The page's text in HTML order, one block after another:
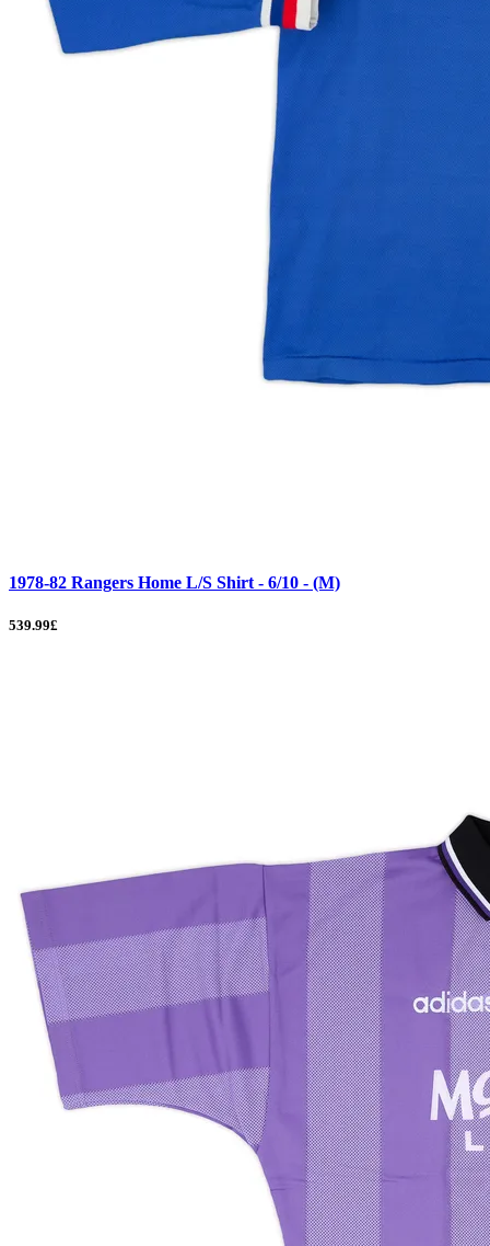
1978-82 Rangers Home L/S Shirt - 6/10 - (M)
539.99£